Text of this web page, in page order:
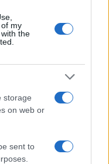
my
the
storage
on web or
sent to
han incluido
funcionarios y
de
y de
Rubén Rocha